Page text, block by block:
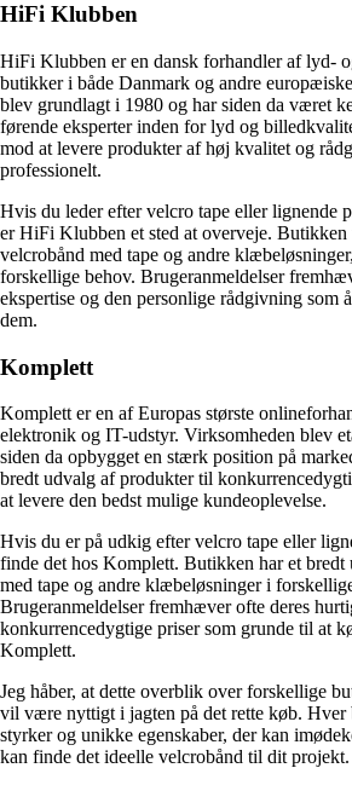
HiFi Klubben
HiFi Klubben er en dansk forhandler af lyd-
butikker i både Danmark og andre
blev grundlagt i 1980 og har siden da været
førende eksperter inden for lyd og
mod at levere produkter af høj kvalitet og
professionelt.
Hvis du leder efter velcro tape eller lignende
er HiFi Klubben et sted at overveje.
velcrobånd med tape og andre
forskellige behov. Brugeranmeldelser
ekspertise og den personlige rådgivning som
dem.
Komplett
Komplett er en af Europas største
elektronik og IT-udstyr. Virksomheden blev
siden da opbygget en stærk position på
bredt udvalg af produkter til
at levere den bedst mulige kundeoplevelse.
Hvis du er på udkig efter velcro tape eller
finde det hos Komplett. Butikken har et bredt
med tape og andre klæbeløsninger i
Brugeranmeldelser fremhæver ofte deres
konkurrencedygtige priser som grunde til at
Komplett.
Jeg håber, at dette overblik over forskellige
vil være nyttigt i jagten på det rette køb. Hver
styrker og unikke egenskaber, der kan
kan finde det ideelle velcrobånd til dit projekt.